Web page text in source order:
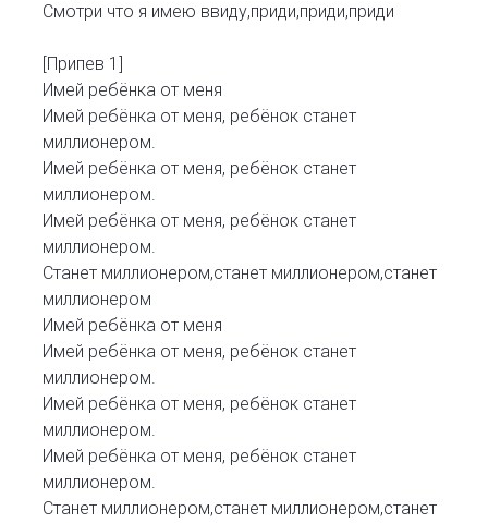
Смотри что я имею ввиду,приди,приди,приди
[Припев 1]
Имей ребёнка от меня
Имей ребёнка от меня, ребёнок станет
миллионером.
Имей ребёнка от меня, ребёнок станет
миллионером.
Имей ребёнка от меня, ребёнок станет
миллионером.
Станет миллионером,станет миллионером,станет
миллионером
Имей ребёнка от меня
Имей ребёнка от меня, ребёнок станет
миллионером.
Имей ребёнка от меня, ребёнок станет
миллионером.
Имей ребёнка от меня, ребёнок станет
миллионером.
Станет миллионером,станет миллионером,станет